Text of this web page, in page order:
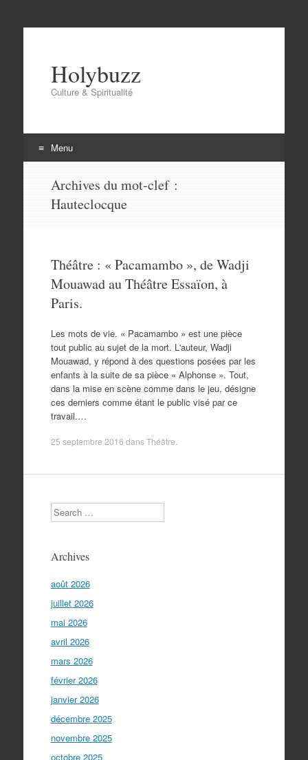
Holybuzz
Culture & Spiritualité
Menu
contenu
Archives du mot-clef :
Hauteclocque
Théâtre : « Pacamambo », de Wadji
Mouawad au Théâtre Essaïon, à
Paris.
Les mots de vie. « Pacamambo » est une pièce
tout public au sujet de la mort. L'auteur, Wadji
Mouawad, y répond à des questions posées par les
enfants à la suite de sa pièce « Alphonse ». Tout,
dans la mise en scène comme dans le jeu, désigne
ces derniers comme étant le public visé par ce
travail.…
25 septembre 2016 dansThéâtre
Search
Archives
août 2026
juillet 2026
mai 2026
avril 2026
mars 2026
février 2026
janvier 2026
décembre 2025
novembre 2025
octobre 2025